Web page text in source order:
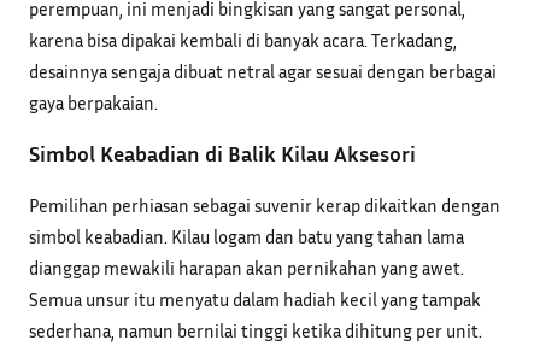
perempuan, ini menjadi bingkisan yang sangat personal,
karena bisa dipakai kembali di banyak acara. Terkadang,
desainnya sengaja dibuat netral agar sesuai dengan berbagai
gaya berpakaian.
Simbol Keabadian di Balik Kilau Aksesori
Pemilihan perhiasan sebagai suvenir kerap dikaitkan dengan
simbol keabadian. Kilau logam dan batu yang tahan lama
dianggap mewakili harapan akan pernikahan yang awet.
Semua unsur itu menyatu dalam hadiah kecil yang tampak
sederhana, namun bernilai tinggi ketika dihitung per unit.